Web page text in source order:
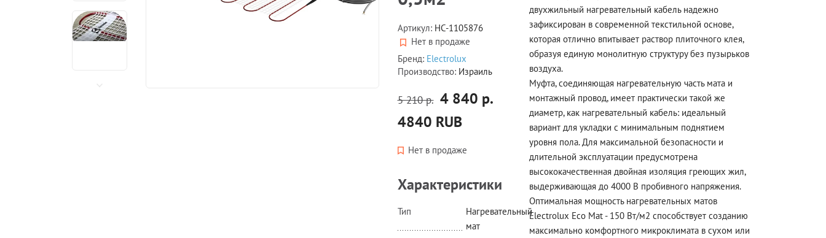
Артикул: НС-1105876
Нет в продаже
Бренд: Electrolux
Производство: Израиль
5 210 р. 4 840 р.
4840 RUB
Нет в продаже
Характеристики
Тип
Нагревательный
мат
двухжильный нагревательный кабель надежно
зафиксирован в современной текстильной основе,
которая отлично впитывает раствор плиточного клея,
образуя единую монолитную структуру без пузырьков
воздуха.
Муфта, соединяющая нагревательную часть мата и
монтажный провод, имеет практически такой же
диаметр, как нагревательный кабель: идеальный
вариант для укладки с минимальным поднятием
уровня пола. Для максимальной безопасности и
длительной эксплуатации предусмотрена
высококачественная двойная изоляция греющих жил,
выдерживающая до 4000 В пробивного напряжения.
Оптимальная мощность нагревательных матов
Electrolux Eco Mat - 150 Вт/м2 способствует созданию
максимально комфортного микроклимата в сухом или